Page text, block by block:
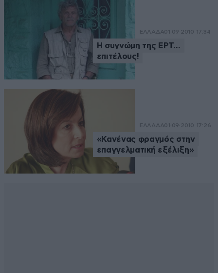
ΕΛΛΑΔΑ01·09·2010 17:34
Η συγνώμη της ΕΡΤ…
επιτέλους!
ΕΛΛΑΔΑ01·09·2010 17:26
«Κανένας φραγμός στην
επαγγελματική εξέλιξη»